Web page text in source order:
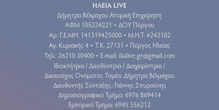
ΗΛΕΙΑ LIVE
Δήμητρα Βέλμαχου Ατομική Επιχείρηση
ΑΦΜ 105224221 • ΔΟΥ Πύργου
Aρ. Γ.Ε.ΜΗ. 141319425000 • Μ.Η.Τ. #242102
Αγ. Κυριακής 4 • Τ.Κ. 27131 • Πύργος Ηλείας
Τηλ.: 26210 30400 • E-mail: ilialive.gr@gmail.com
Ιδιοκτήτρια / Διευθύντρια / Διαχειρίστρια /
Δικαιούχος Ονόματος Τομέα: Δήμητρα Βέλμαχου
Διευθυντής Σύνταξης: Γιάννης Σπυρούνης
Δημοσιογραφικό Τμήμα: 6976 869414
Εμπορικό Τμήμα: 6945 556212